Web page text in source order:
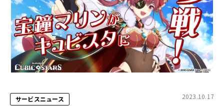
サービスニュース 2023.10.17